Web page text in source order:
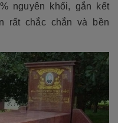
nguyên khối, gắn kết
rất chắc chắn và bền